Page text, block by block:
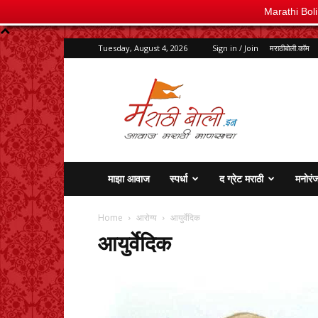
Marathi
Tuesday, August 4, 2026 Sign in / Join मराठीबोली.कॉम
marathiboli.in
माझा आवाज स्पर्धा द ग्रेट मराठी
Home आरोग्य आयुर्वेदिक
आयुर्वेदिक